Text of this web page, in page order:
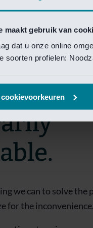
maakt gebruik van
dat u onze online
soorten profielen:
cookievoorkeuren
opties om toegang
we can to solve the
for the inconvenience.